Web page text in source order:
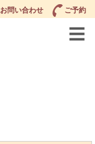
お問い合わせ ご予約